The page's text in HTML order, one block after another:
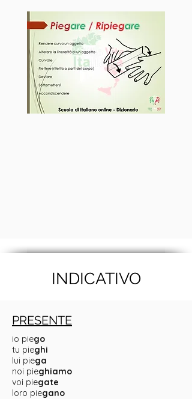
INDICATIVO
PRESENTE
io piego
tu pieghi
lui piega
noi pieghiamo
voi piegate
loro piegano